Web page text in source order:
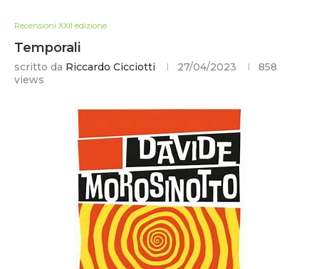
Recensioni XXII edizione
Temporali
scritto da Riccardo Cicciotti 27/04/2023
858
views